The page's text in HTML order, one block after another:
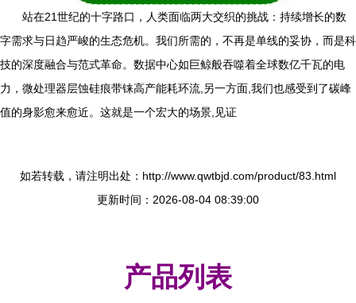
站在21世纪的十字路口，人类面临两大交织的挑战：持续增长的数
字需求与日趋严峻的生态危机。我们所需的，不再是单线的妥协，而是科
技的深度融合与范式革命。数据中心如巨鲸般吞噬着全球数亿千瓦的电
力，微处理器层蚀硅痕带铼高产能耗环流,另一方面,我们也感受到了碳峰
值的身影愈来愈近。这就是一个宏大的场景,见证
如若转载，请注明出处：http://www.qwtbjd.com/product/83.html
更新时间：2026-08-04 08:39:00
产品列表